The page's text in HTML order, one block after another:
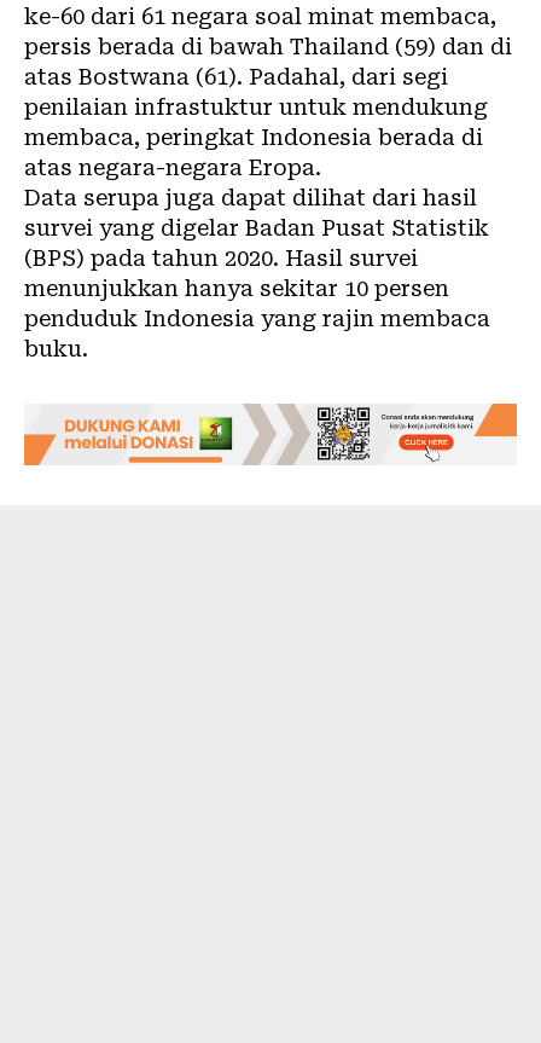
ke-60 dari 61 negara soal minat membaca,
persis berada di bawah Thailand (59) dan di
atas Bostwana (61). Padahal, dari segi
penilaian infrastuktur untuk mendukung
membaca, peringkat Indonesia berada di
atas negara-negara Eropa.
Data serupa juga dapat dilihat dari hasil
survei yang digelar Badan Pusat Statistik
(BPS) pada tahun 2020. Hasil survei
menunjukkan hanya sekitar 10 persen
penduduk Indonesia yang rajin membaca
buku.